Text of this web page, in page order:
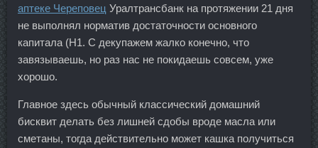
аптеке Череповец Уралтрансбанк на протяжении 21 дня
не выполнял норматив достаточности основного
капитала (Н1. С декупажем жалко конечно, что
завязываешь, но раз нас не покидаешь совсем, уже
хорошо.
Главное здесь обычный классический домашний
бисквит делать без лишней сдобы вроде масла или
сметаны, тогда действительно может кашка получиться